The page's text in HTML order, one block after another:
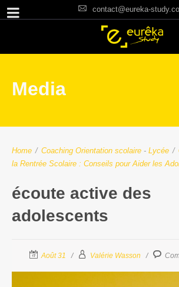
contact@eureka-
Media
Home / Coaching Orientation scolaire - Lycée /
la Rentrée Scolaire : Conseils pour Aider les
écoute active des
adolescents
Août 31 Valérie Wasson